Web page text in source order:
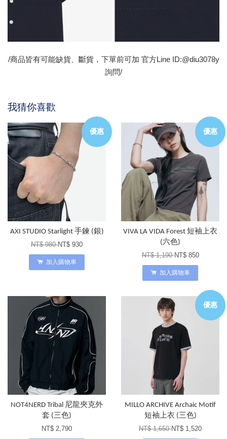
/商品皆有可能缺貨、斷貨，下單前可加 官方Line ID:@diu3078y
詢問/
我猜你喜歡
優惠
AXI STUDIO Starlight 手鍊 (銀)
NT$ 980NT$ 930
加入購物車
優惠
VIVA LA VIDA Forest 短袖上衣
(六色)
NT$ 1,190NT$ 850
加入購物車
NOT4NERD Tribal 尼龍夾克外
套 (三色)
NT$ 2,790
優惠
MILLO ARCHIVE Archaic Motif
短袖上衣 (三色)
NT$ 1,650NT$ 1,520